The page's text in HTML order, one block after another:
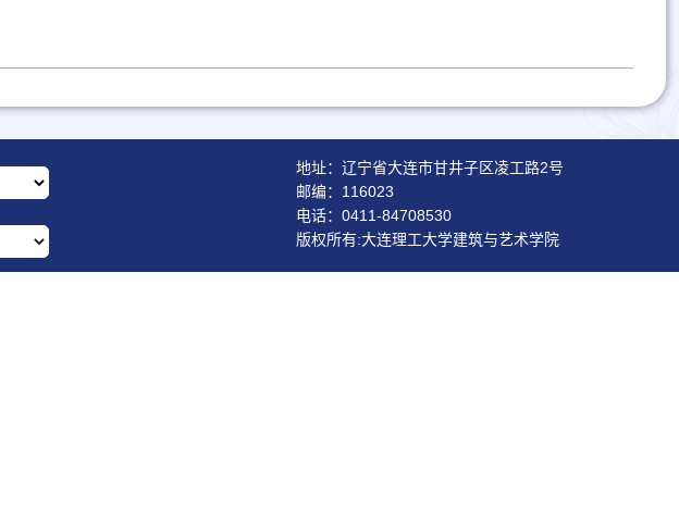
地址：辽宁省大连市甘井子区凌工路2号
邮编：116023
电话：0411-84708530
版权所有:大连理工大学建筑与艺术学院